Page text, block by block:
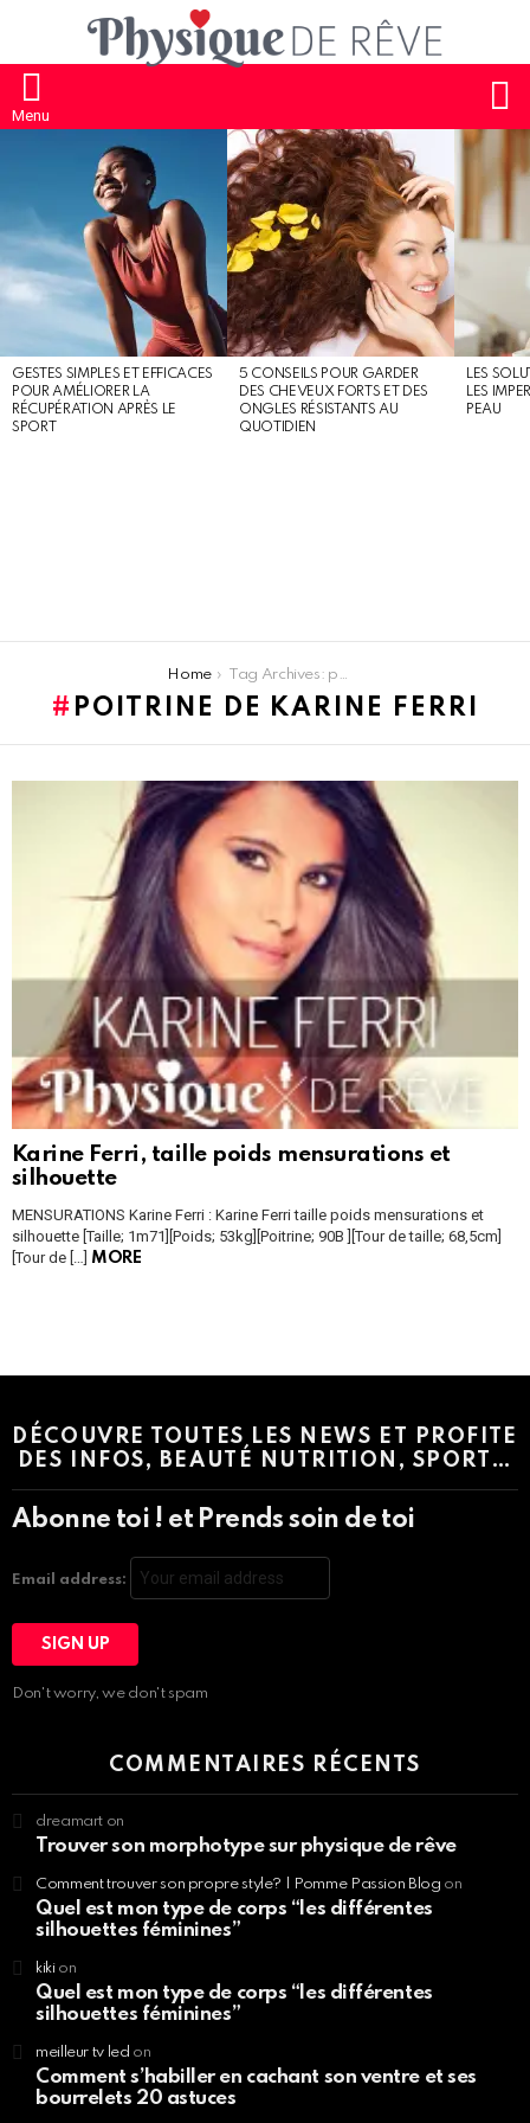
Menu
GESTES SIMPLES ET EFFICACES
POUR AMÉLIORER LA
RÉCUPÉRATION APRÈS LE
SPORT
5 CONSEILS POUR GARDER
DES CHEVEUX FORTS ET DES
ONGLES RÉSISTANTS AU
QUOTIDIEN
LES
LES
PEAU
Home Tag Archives: poitrine de Karine Ferri
POITRINE DE KARINE FERRI
Karine Ferri, taille poids mensurations et
silhouette
MENSURATIONS Karine Ferri : Karine Ferri taille poids mensurations et
silhouette [Taille; 1m71][Poids; 53kg][Poitrine; 90B ][Tour de taille; 68,5cm]
[Tour de […] MORE
DÉCOUVRE TOUTES LES NEWS ET PROFITE
DES INFOS, BEAUTÉ NUTRITION, SPORT…
Abonne toi ! et Prends soin de toi
Email address:
Don't worry, we don't spam
COMMENTAIRES RÉCENTS
dreamart on
Trouver son morphotype sur physique de rêve
Comment trouver son propre style? | Pomme Passion Blog on
Quel est mon type de corps “les différentes
silhouettes féminines”
kikion
Quel est mon type de corps “les différentes
silhouettes féminines”
meilleur tv led on
Comment s’habiller en cachant son ventre et ses
bourrelets 20 astuces